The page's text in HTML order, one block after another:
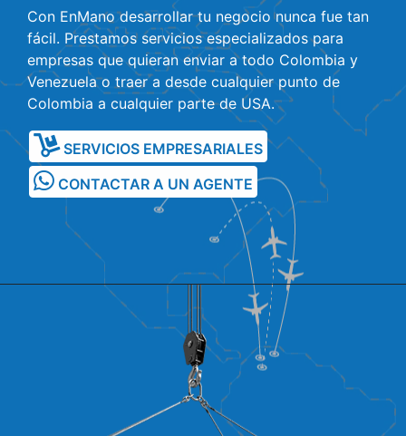
Con EnMano desarrollar tu negocio nunca fue tan
fácil. Prestamos servicios especializados para
empresas que quieran enviar a todo Colombia y
Venezuela o traer a desde cualquier punto de
Colombia a cualquier parte de USA.
SERVICIOS EMPRESARIALES
CONTACTAR A UN AGENTE